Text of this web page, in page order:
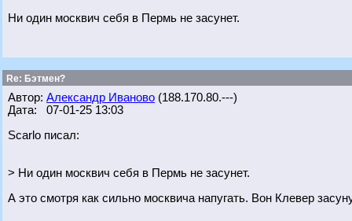
Ни один москвич себя в Пермь не засунет.
Re: Бэтмен?
Автор: Александр Иваново (188.170.80.---)
Дата: 07-01-25 13:03
Scarlo писал:
> Ни один москвич себя в Пермь не засунет.
А это смотря как сильно москвича напугать. Вон Клевер